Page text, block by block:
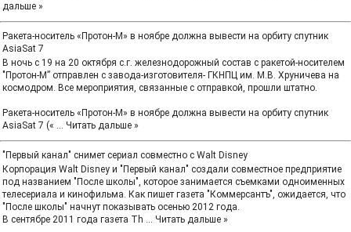
дальше »
Ракета-носитель «Протон-М» в ноябре должна вывести на орбиту спутник
AsiaSat 7
В ночь с 19 на 20 октября с.г. железнодорожный состав с ракетой-носителем
"Протон-М” отправлен с завода-изготовителя- ГКНПЦ им. М.В. Хруничева на
космодром. Все мероприятия, связанные с отправкой, прошли штатно.
Ракета-носитель «Протон-М» в ноябре должна вывести на орбиту спутник
AsiaSat 7 (« ... Читать дальше »
"Первый канал" снимет сериал совместно с Walt Disney
Корпорация Walt Disney и "Первый канал" создали совместное предприятие
под названием "После школы", которое занимается съемками одноименных
телесериала и кинофильма. Как пишет газета "Коммерсантъ", ожидается, что
"После школы" начнут показывать осенью 2012 года.
В сентябре 2011 года газета Th ... Читать дальше »